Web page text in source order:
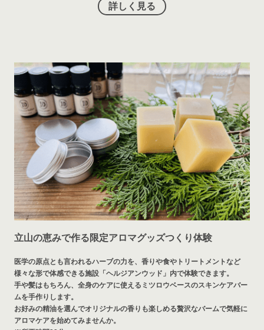
詳しく見る
立山の恵みで作る限定アロマグッズつくり体験
医学の原点とも言われるハーブの力を、香りや食やトリートメントなど
様々な形で体感できる施設「ヘルジアンウッド」内で体験できます。
手や髪はもちろん、全身のケアに使えるミツロウベースのスキンケアバー
ムを手作りします。
お好みの精油を選んでオリジナルの香りも楽しめる贅沢なバームで気軽に
アロマケアを始めてみませんか。